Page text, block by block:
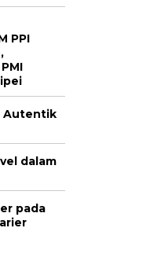
PPI
Autentik
dalam
pada